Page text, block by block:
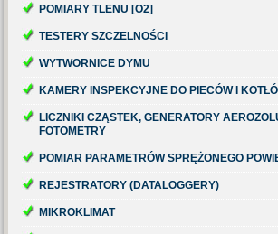
POMIARY TLENU [O2]
TESTERY SZCZELNOŚCI
WYTWORNICE DYMU
KAMERY INSPEKCYJNE DO PIECÓW I
LICZNIKI CZĄSTEK, GENERATORY
FOTOMETRY
POMIAR PARAMETRÓW SPRĘŻONEGO
REJESTRATORY (DATALOGGERY)
MIKROKLIMAT